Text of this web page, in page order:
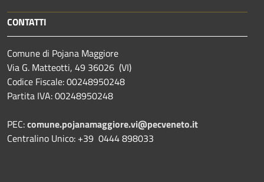
CONTATTI
Comune di Pojana Maggiore
Via G. Matteotti, 49 36026 (VI)
Codice Fiscale: 00248950248
Partita IVA: 00248950248
PEC:comune.pojanamaggiore.vi@pecveneto.it
Centralino Unico: +39 0444 898033